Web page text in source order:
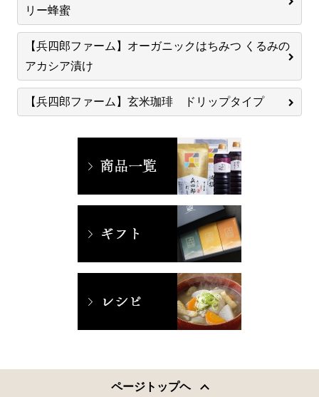
リー蜂蜜
【兵四郎ファーム】オーガニックはちみつ くるみの
アカシア漬け
【兵四郎ファーム】玄米珈琲 ドリップタイプ
ページトップヘ